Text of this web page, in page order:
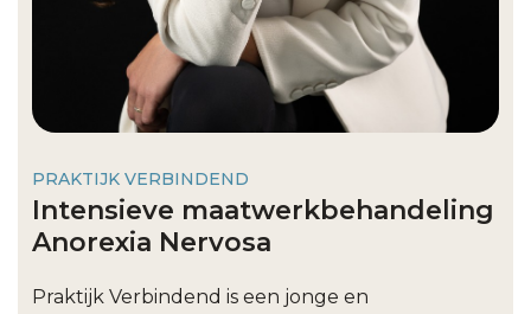
PRAKTIJK VERBINDEND
Intensieve maatwerkbehandeling
Anorexia Nervosa
Praktijk Verbindend is een jonge en